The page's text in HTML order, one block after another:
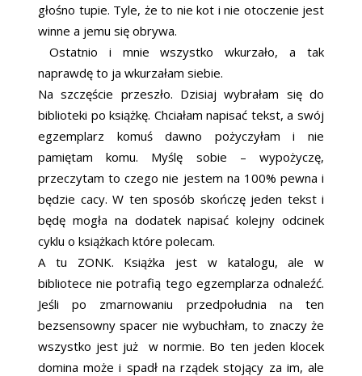
głośno tupie. Tyle, że to nie kot i nie otoczenie jest
winne a jemu się obrywa.
Ostatnio i mnie wszystko wkurzało, a tak
naprawdę to ja wkurzałam siebie.
Na szczęście przeszło. Dzisiaj wybrałam się do
biblioteki po książkę. Chciałam napisać tekst, a swój
egzemplarz komuś dawno pożyczyłam i nie
pamiętam komu. Myślę sobie – wypożyczę,
przeczytam to czego nie jestem na 100% pewna i
będzie cacy. W ten sposób skończę jeden tekst i
będę mogła na dodatek napisać kolejny odcinek
cyklu o książkach które polecam.
A tu ZONK. Książka jest w katalogu, ale w
bibliotece nie potrafią tego egzemplarza odnaleźć.
Jeśli po zmarnowaniu przedpołudnia na ten
bezsensowny spacer nie wybuchłam, to znaczy że
wszystko jest już w normie. Bo ten jeden klocek
domina może i spadł na rządek stojący za im, ale